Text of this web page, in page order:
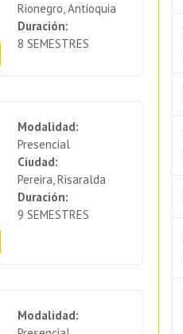
Rionegro, Antioquia
Duración:
8 SEMESTRES
Modalidad:
Presencial
Ciudad:
Pereira, Risaralda
Duración:
9 SEMESTRES
Modalidad: